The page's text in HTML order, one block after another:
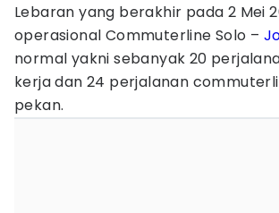
Lebaran yang berakhir pada 2 Mei
operasional Commuterline Solo –
normal yakni sebanyak 20
kerja dan 24 perjalanan
pekan.